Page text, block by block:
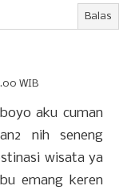
Balas
WIB
aku cuman
nih seneng
wisata ya
emang keren